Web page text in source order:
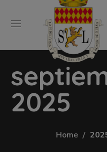
2025
Home